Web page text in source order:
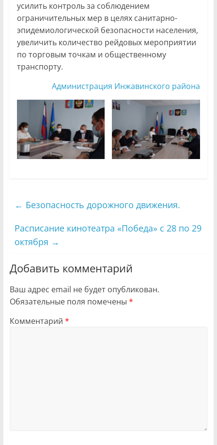
усилить контроль за соблюдением
ограничительных мер в целях санитарно-
эпидемиологической безопасности населения,
увеличить количество рейдовых мероприятии
по торговым точкам и общественному
транспорту.
Администрация Инжавинского района
← Безопасность дорожного движения.
Расписание кинотеатра «Победа» с 28 по 29
октября →
Добавить комментарий
Ваш адрес email не будет опубликован.
Обязательные поля помечены *
Комментарий *